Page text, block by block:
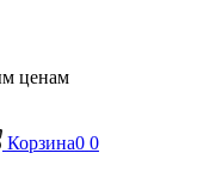
ценам
Корзина0 0